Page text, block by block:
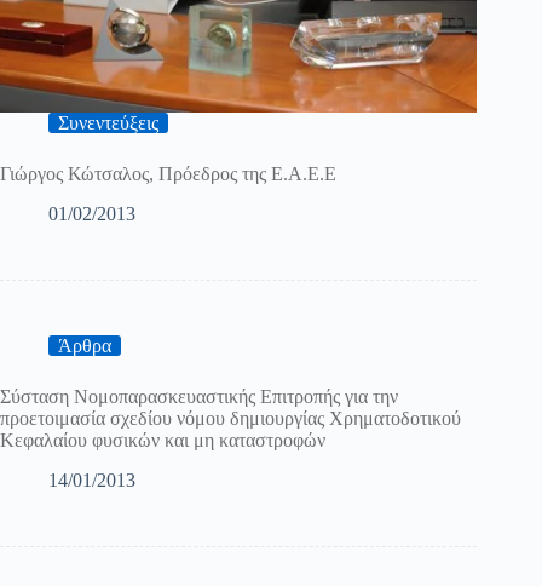
Συνεντεύξεις
Γιώργος Κώτσαλος, Πρόεδρος της Ε.Α.Ε.Ε
01/02/2013
Άρθρα
Σύσταση Νομοπαρασκευαστικής Επιτροπής για την
προετοιμασία σχεδίου νόμου δημιουργίας Χρηματοδοτικού
Κεφαλαίου φυσικών και μη καταστροφών
14/01/2013